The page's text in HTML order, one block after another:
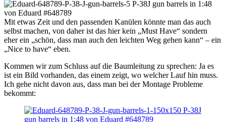
Mit etwas Zeit und den passenden Kanülen könnte man das auch
selbst machen, von daher ist das hier kein „Must Have“ sondern
eher ein „schön, dass man auch den leichten Weg gehen kann“ – ein
„Nice to have“ eben.
Kommen wir zum Schluss auf die Baumleitung zu sprechen: Ja es
ist ein Bild vorhanden, das einem zeigt, wo welcher Lauf hin muss.
Ich gehe nicht davon aus, dass man bei der Montage Probleme
bekommt: